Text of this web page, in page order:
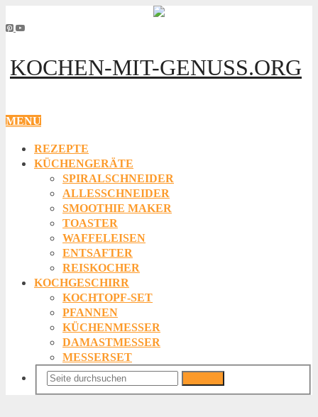
KOCHEN-MIT-GENUSS.ORG
MENU
REZEPTE
KÜCHENGERÄTE
SPIRALSCHNEIDER
ALLESSCHNEIDER
SMOOTHIE MAKER
TOASTER
WAFFELEISEN
ENTSAFTER
REISKOCHER
KOCHGESCHIRR
KOCHTOPF-SET
PFANNEN
KÜCHENMESSER
DAMASTMESSER
MESSERSET